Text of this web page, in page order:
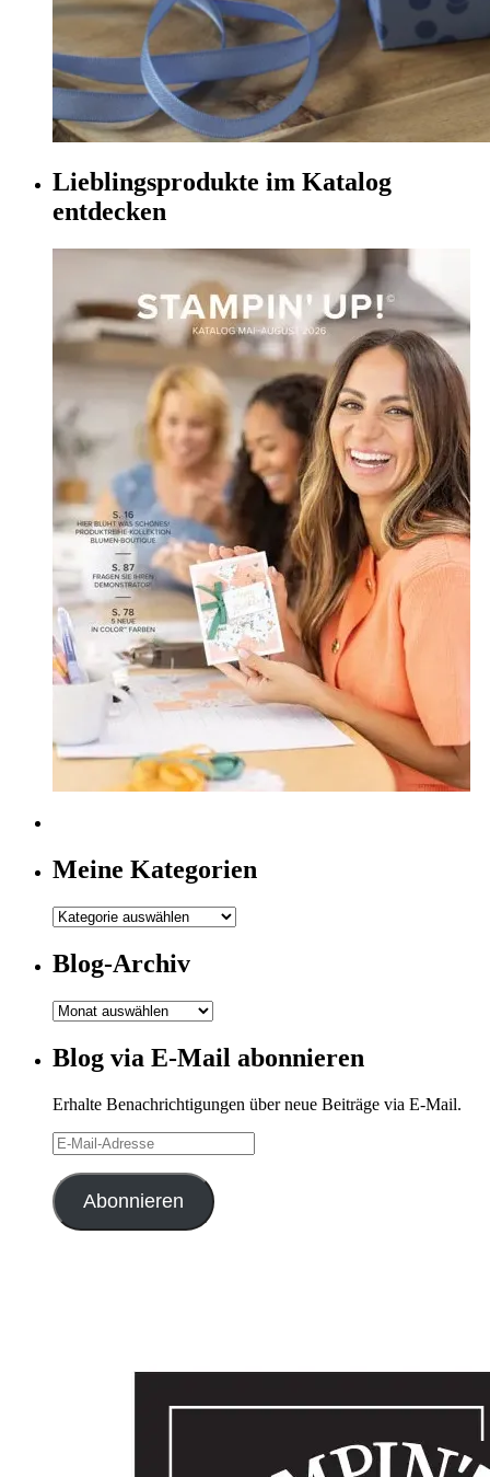
Lieblingsprodukte im Katalog
entdecken
Meine Kategorien
Meine
Blog-Archiv
Blog-
Blog via E-Mail abonnieren
Erhalte Benachrichtigungen über neue Beiträge via E-Mail.
E-
Mail-
Adresse
Abonnieren